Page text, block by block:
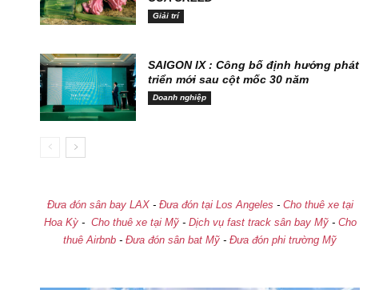
Giải trí
SAIGON IX : Công bố định hướng phát
triển mới sau cột mốc 30 năm
Doanh nghiệp
Đưa đón sân bay LAX - Đưa đón tại Los Angeles - Cho thuê xe tại
Hoa Kỳ- Cho thuê xe tại Mỹ- Dịch vụ fast track sân bay Mỹ- Cho
thuê Airbnb - Đưa đón sân bat Mỹ - Đưa đón phi trường Mỹ